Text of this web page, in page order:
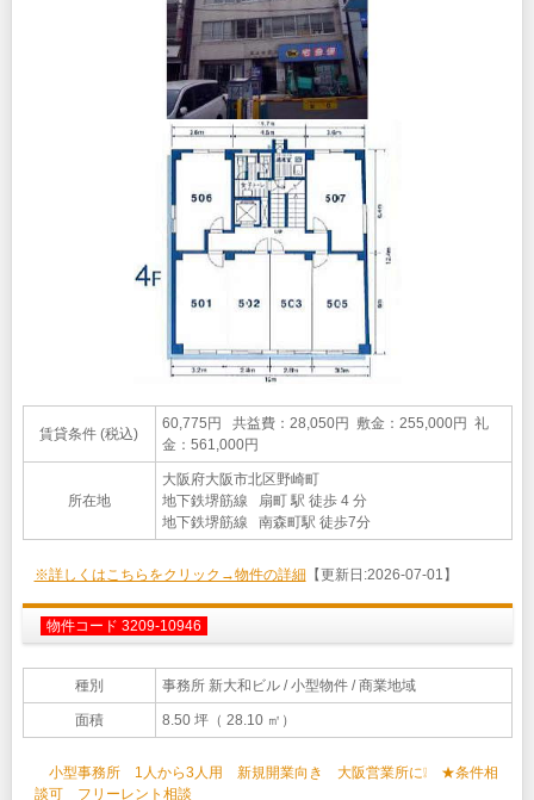
賃貸条件 (税込)
60,775円 共益費：28,050円 敷金：255,000円 礼
金：561,000円
所在地
大阪府大阪市北区野崎町
地下鉄堺筋線 扇町 駅 徒歩 4 分
地下鉄堺筋線 南森町駅 徒歩7分
※詳しくはこちらをクリック→物件の詳細 【更新日:2026-07-01】
物件コード 3209-10946
種別 事務所 新大和ビル / 小型物件 / 商業地域
面積 8.50 坪（ 28.10 ㎡）
小型事務所 1人から3人用 新規開業向き 大阪営業所に❕ ★条件相
談可 フリーレント相談